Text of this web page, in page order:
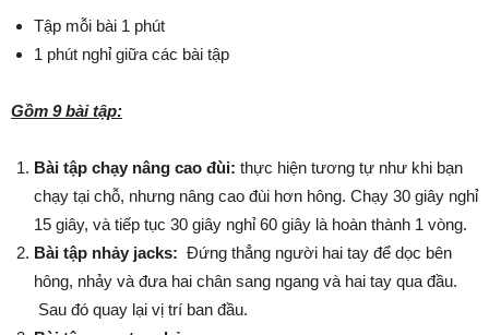
Tập mỗi bài 1 phút
1 phút nghỉ giữa các bài tập
Gồm 9 bài tập:
Bài tập chạy nâng cao đùi: thực hiện tương tự như khi bạn
chạy tại chỗ, nhưng nâng cao đùi hơn hông. Chạy 30 giây nghỉ
15 giây, và tiếp tục 30 giây nghỉ 60 giây là hoàn thành 1 vòng.
Bài tập nhảy jacks: Đứng thẳng người hai tay để dọc bên
hông, nhảy và đưa hai chân sang ngang và hai tay qua đầu.
Sau đó quay lại vị trí ban đầu.